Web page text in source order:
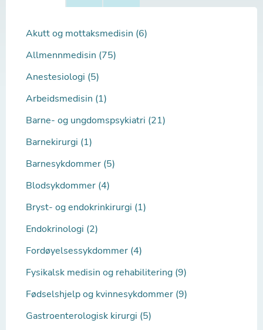
Akutt og mottaksmedisin (6)
Allmennmedisin (75)
Anestesiologi (5)
Arbeidsmedisin (1)
Barne- og ungdomspsykiatri (21)
Barnekirurgi (1)
Barnesykdommer (5)
Blodsykdommer (4)
Bryst- og endokrinkirurgi (1)
Endokrinologi (2)
Fordøyelsessykdommer (4)
Fysikalsk medisin og rehabilitering (9)
Fødselshjelp og kvinnesykdommer (9)
Gastroenterologisk kirurgi (5)